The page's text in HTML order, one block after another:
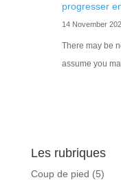
progresser
14 November
There may be
assume you
Les rubriques
Coup de pied (5)